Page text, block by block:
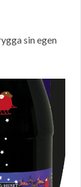
sin egen